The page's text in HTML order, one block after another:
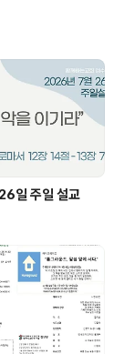
일 주일 설교